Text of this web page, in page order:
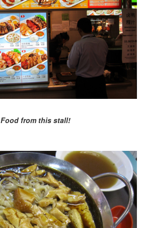
Food from this stall!